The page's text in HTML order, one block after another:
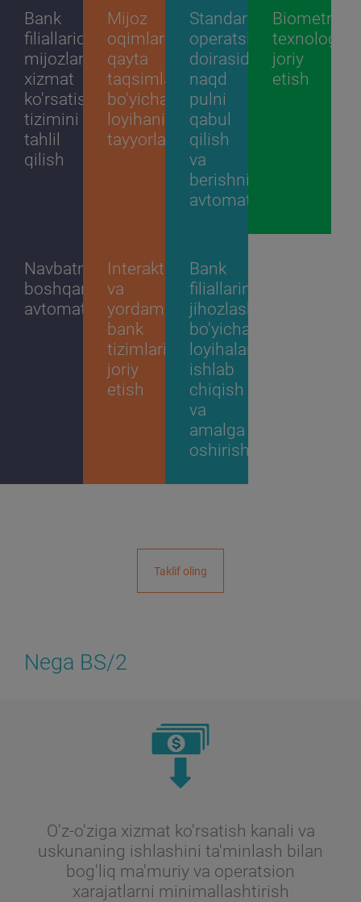
Bank
filiallarida
mijozlarga
xizmat
ko'rsatish
tizimini
tahlil
qilish
Mijoz
oqimlarini
qayta
taqsimlash
bo'yicha
loyihani
tayyorlash
Standart
operatsiyalar
doirasida
naqd
pulni
qabul
qilish
va
berishni
avtomatlashtirish
Biometrik
joriy
etish
Navbatni
boshqarishni
avtomatlashtirish
Interaktiv
va
yordamchi
bank
tizimlarini
joriy
etish
Bank
filiallarini
jihozlash
bo'yicha
loyihalarni
ishlab
chiqish
va
amalga
oshirish
Taklif oling
Nega BS/2
O'z-o'ziga xizmat ko'rsatish kanali va
uskunaning ishlashini ta'minlash bilan
bog'liq ma'muriy va operatsion
xarajatlarni minimallashtirish